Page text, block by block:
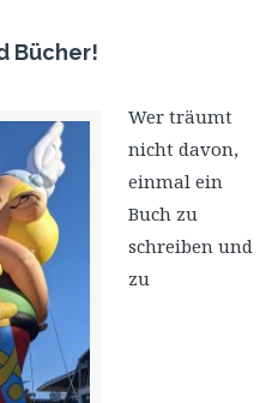
Bücher!
Wer träumt
nicht davon,
einmal ein
Buch zu
schreiben und
zu